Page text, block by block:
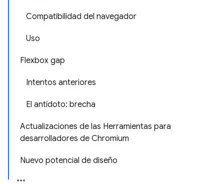
Compatibilidad del navegador
Uso
Flexbox gap
Intentos anteriores
El antídoto: brecha
Actualizaciones de las Herramientas para
desarrolladores de Chromium
Nuevo potencial de diseño